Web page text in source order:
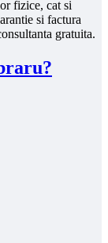
fizice, cat si
si factura
gratuita.